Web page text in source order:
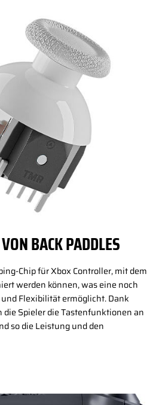
BACK PADDLES
Chip für Xbox Controller, mit dem
werden können, was eine noch
Flexibilität ermöglicht. Dank
die Spieler die Tastenfunktionen an
so die Leistung und den